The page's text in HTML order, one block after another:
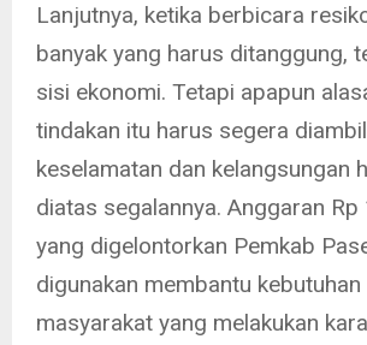
Lanjutnya, ketika berbicara
banyak yang harus ditanggung,
sisi ekonomi. Tetapi apapun
tindakan itu harus segera
keselamatan dan kelangsungan
diatas segalannya. Anggaran Rp
yang digelontorkan Pemkab
digunakan membantu
masyarakat yang melakukan